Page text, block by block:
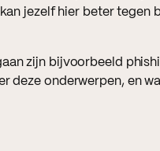
jezelf hier beter tegen
zijn bijvoorbeeld
deze onderwerpen, en